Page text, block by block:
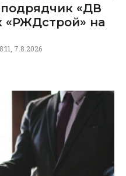
«ДВ
«РЖДстрой» на
7.8.2026